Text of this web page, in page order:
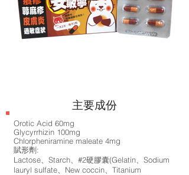
Orotic Acid 60mg
Glycyrrhizin 100mg
Chlorpheniramine maleate 4mg
賦形劑:
Lactose、Starch、#2硬膠囊(Gelatin、Sodium
lauryl sulfate、New coccin、Titanium
​主要成份